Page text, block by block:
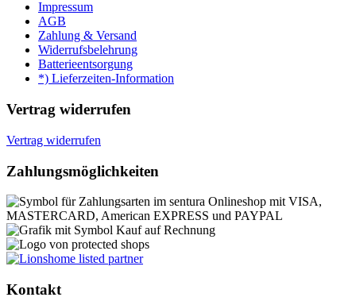
Impressum
AGB
Zahlung & Versand
Widerrufsbelehrung
Batterieentsorgung
*) Lieferzeiten-Information
Vertrag widerrufen
Vertrag widerrufen
Zahlungsmöglichkeiten
Kontakt